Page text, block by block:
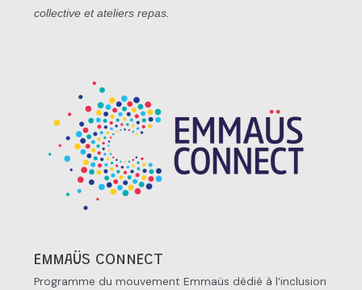
collective et ateliers repas.
EMMAÜS CONNECT
Programme du mouvement Emmaüs dédié à l’inclusion